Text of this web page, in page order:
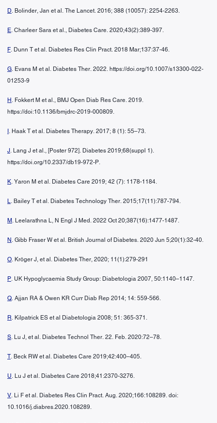
D. Bolinder, Jan et al. The Lancet. 2016; 388 (10057): 2254-2263.
E. Charleer Sara et al., Diabetes Care. 2020;43(2):389-397.
F. Dunn T et al. Diabetes Res Clin Pract. 2018 Mar;137:37-46.
G. Evans M et al. Diabetes Ther. 2022. https://doi.org/10.1007/s13300-022-
01253-9
H . Fokkert M et al., BMJ Open Diab Res Care. 2019.
https://doi:10.1136/bmjdrc-2019-000809.
. Haak T et al. Diabetes Therapy. 2017; 8 (1): 55–73.
J. Lang J et al., [Poster 972]. Diabetes 2019;68(suppl 1).
https://doi.org/10.2337/db19-972-P.
K. Yaron M et al. Diabetes Care 2019; 42 (7): 1178-1184.
L. Bailey T et al. Diabetes Technology Ther. 2015;17(11):787-794.
M . Leelarathna L, N Engl J Med. 2022 Oct 20;387(16):1477-1487.
N . Gibb Fraser W et al. British Journal of Diabetes. 2020 Jun 5;20(1):32-40.
O. Kröger J, et al. Diabetes Ther, 2020; 11(1):279-291
P. UK Hypoglycaemia Study Group: Diabetologia 2007, 50:1140–1147.
Q. Ajjan RA & Owen KR Curr Diab Rep 2014; 14: 559-566.
R. Kilpatrick ES et al Diabetologia 2008; 51: 365-371.
S. Lu J, et al. Diabetes Technol Ther. 22. Feb. 2020:72–78.
T. Beck RW et al. Diabetes Care 2019;42:400–405.
U. Lu J et al. Diabetes Care 2018;41:2370-3276.
V. Li F et al. Diabetes Res Clin Pract. Aug. 2020;166:108289. doi:
10.1016/j.diabres.2020.108289.